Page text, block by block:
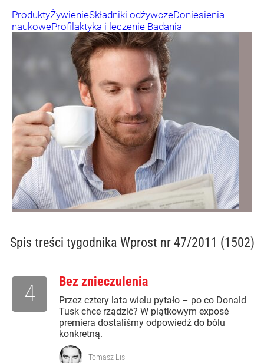
ProduktyŻywienieSkładniki odżywczeDoniesienia
naukoweProfilaktyka i leczenie Badania
Spis treści tygodnika Wprost nr 47/2011 (1502)
Bez znieczulenia
Przez cztery lata wielu pytało – po co Donald
Tusk chce rządzić? W piątkowym exposé
premiera dostaliśmy odpowiedź do bólu
konkretną.
4
Tomasz Lis